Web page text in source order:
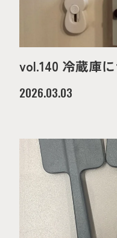
vol.140 冷蔵庫
2026.03.03